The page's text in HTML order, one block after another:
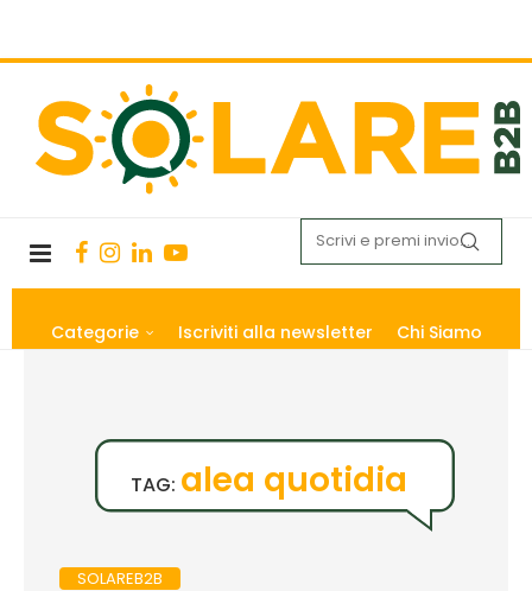
Categorie Iscriviti alla newsletter Chi Siamo
TAG: alea quotidia
SOLAREB2B